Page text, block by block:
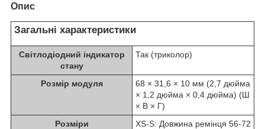
Опис
Загальні характеристики
Світлодіодний індикатор
стану
Так (триколор)
Розмір модуля
68 × 31,6 × 10 мм (2,7 дюйма
× 1,2 дюйма × 0,4 дюйма) (Ш
× В × Г)
Розміри
XS-S: Довжина ремінця 56-72